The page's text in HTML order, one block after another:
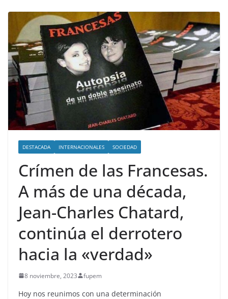
DESTACADA INTERNACIONALES SOCIEDAD
Crímen de las Francesas.
A más de una década,
Jean-Charles Chatard,
continúa el derrotero
hacia la «verdad»
8 noviembre, 2023 fupem
Hoy nos reunimos con una determinación